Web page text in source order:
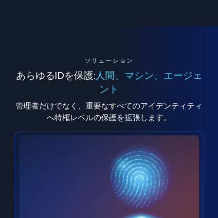
ソリューション
あらゆるIDを保護: 人間、マシン、エージェ
ント
管理者だけでなく、重要なすべてのアイデンティティ
へ特権レベルの保護を拡張します。